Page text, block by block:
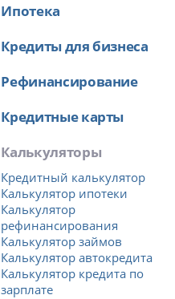
Ипотека
Кредиты для бизнеса
Рефинансирование
Кредитные карты
Калькуляторы
Кредитный калькулятор
Калькулятор ипотеки
Калькулятор
рефинансирования
Калькулятор займов
Калькулятор автокредита
Калькулятор кредита по
зарплате